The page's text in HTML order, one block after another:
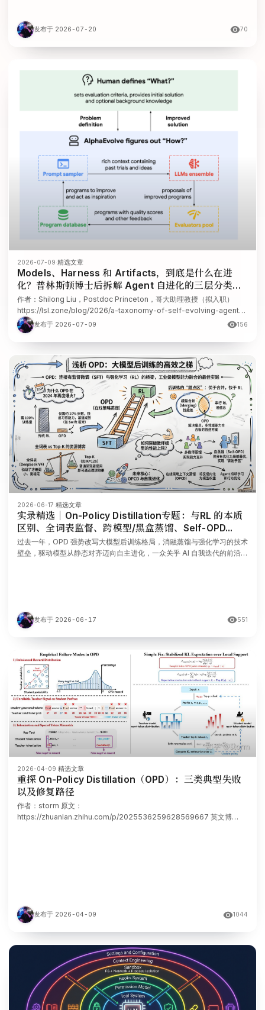
发布于 2026-07-20 70
2026-07-09 精选文章
Models、Harness 和 Artifacts，到底是什么在进
化？普林斯顿博士后拆解 Agent 自进化的三层分类体
系
作者：Shilong Liu，Postdoc Princeton，哥大助理教授（拟入职）
https://lsl.zone/blog/2026/a-taxonomy-of-self-evolving-agents/
自进化 Agent（Self-evolving agents）正变得越来越流行。 H
发布于 2026-07-09 156
2026-06-17 精选文章
实录精选｜On-Policy Distillation专题：与RL 的本质
区别、全词表监督、跨模型/黑盒蒸馏、Self-OPD...
过去一年，OPD 强势改写大模型后训练格局，消融蒸馏与强化学习的技术
壁垒，驱动模型从静态对齐迈向自主进化，一众关乎 AI 自我迭代的前沿疑
发布于 2026-06-17 551
2026-04-09 精选文章
重探 On-Policy Distillation（OPD）：三类典型失败
以及修复路径
作者：storm 原文：
https://zhuanlan.zhihu.com/p/2025536259628569667 英文博
发布于 2026-04-09 1044